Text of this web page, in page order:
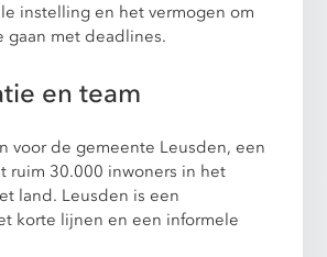
instelling en het vermogen om
gaan met deadlines.
en team
voor de gemeente Leusden, een
ruim 30.000 inwoners in het
land. Leusden is een
korte lijnen en een informele